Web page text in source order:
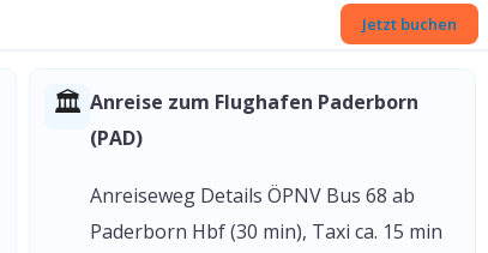
Jetzt buchen
🏛 Anreise zum Flughafen Paderborn
(PAD)
Anreiseweg Details ÖPNV Bus 68 ab
Paderborn Hbf (30 min), Taxi ca. 15 min